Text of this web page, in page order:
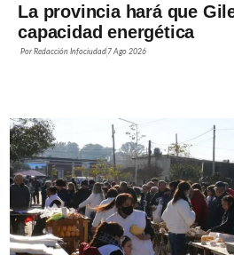
La provincia hará que
capacidad energética
PorRedacción Infociudad 7 Ago 2026